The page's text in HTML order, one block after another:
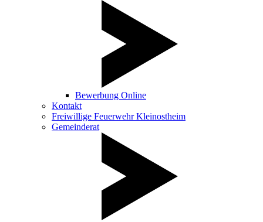
Bewerbung Online
Kontakt
Freiwillige Feuerwehr Kleinostheim
Gemeinderat